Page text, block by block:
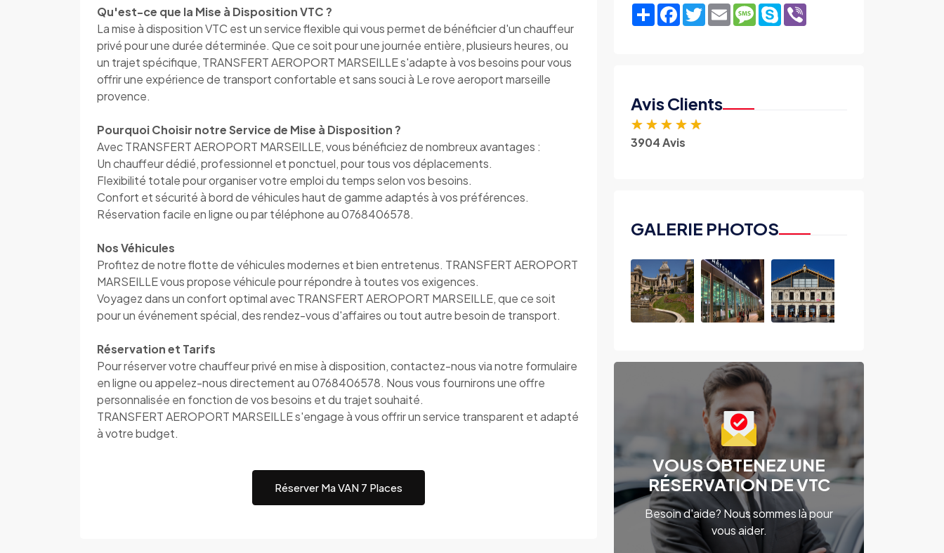
Qu'est-ce que la Mise à Disposition VTC ?
La mise à disposition VTC est un service flexible qui vous permet de bénéficier d'un chauffeur
privé pour une durée déterminée. Que ce soit pour une journée entière, plusieurs heures, ou
un trajet spécifique, TRANSFERT AEROPORT MARSEILLE s'adapte à vos besoins pour vous
offrir une expérience de transport confortable et sans souci à Le rove aeroport marseille
provence.
Pourquoi Choisir notre Service de Mise à Disposition ?
Avec TRANSFERT AEROPORT MARSEILLE, vous bénéficiez de nombreux avantages :
Un chauffeur dédié, professionnel et ponctuel, pour tous vos déplacements.
Flexibilité totale pour organiser votre emploi du temps selon vos besoins.
Confort et sécurité à bord de véhicules haut de gamme adaptés à vos préférences.
Réservation facile en ligne ou par téléphone au 0768406578.
Nos Véhicules
Profitez de notre flotte de véhicules modernes et bien entretenus. TRANSFERT AEROPORT
MARSEILLE vous propose véhicule pour répondre à toutes vos exigences.
Voyagez dans un confort optimal avec TRANSFERT AEROPORT MARSEILLE, que ce soit
pour un événement spécial, des rendez-vous d'affaires ou tout autre besoin de transport.
Réservation et Tarifs
Pour réserver votre chauffeur privé en mise à disposition, contactez-nous via notre formulaire
en ligne ou appelez-nous directement au 0768406578. Nous vous fournirons une offre
personnalisée en fonction de vos besoins et du trajet souhaité.
TRANSFERT AEROPORT MARSEILLE s'engage à vous offrir un service transparent et adapté
à votre budget.
Réserver Ma VAN 7 Places
ShareFacebook
TwitterEmailMessage
Skype
Avis Clients
★ ★ ★ ★ ★
3904 Avis
GALERIE PHOTOS
VOUS OBTENEZ UNE
RÉSERVATION DE VTC
Besoin d'aide? Nous sommes là pour
vous aider.